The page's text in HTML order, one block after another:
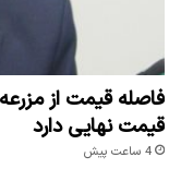
فاصله قیمت از
قیمت نهایی دارد
4 ساعت پیش